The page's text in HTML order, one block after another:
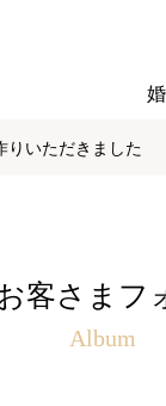
りいただきました
客さまフ
Album